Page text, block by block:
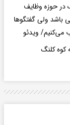
در حوزه وظایف
باشد ولی گفتگوها
می‌کنیم/ ویدئو
کوه کلنگ